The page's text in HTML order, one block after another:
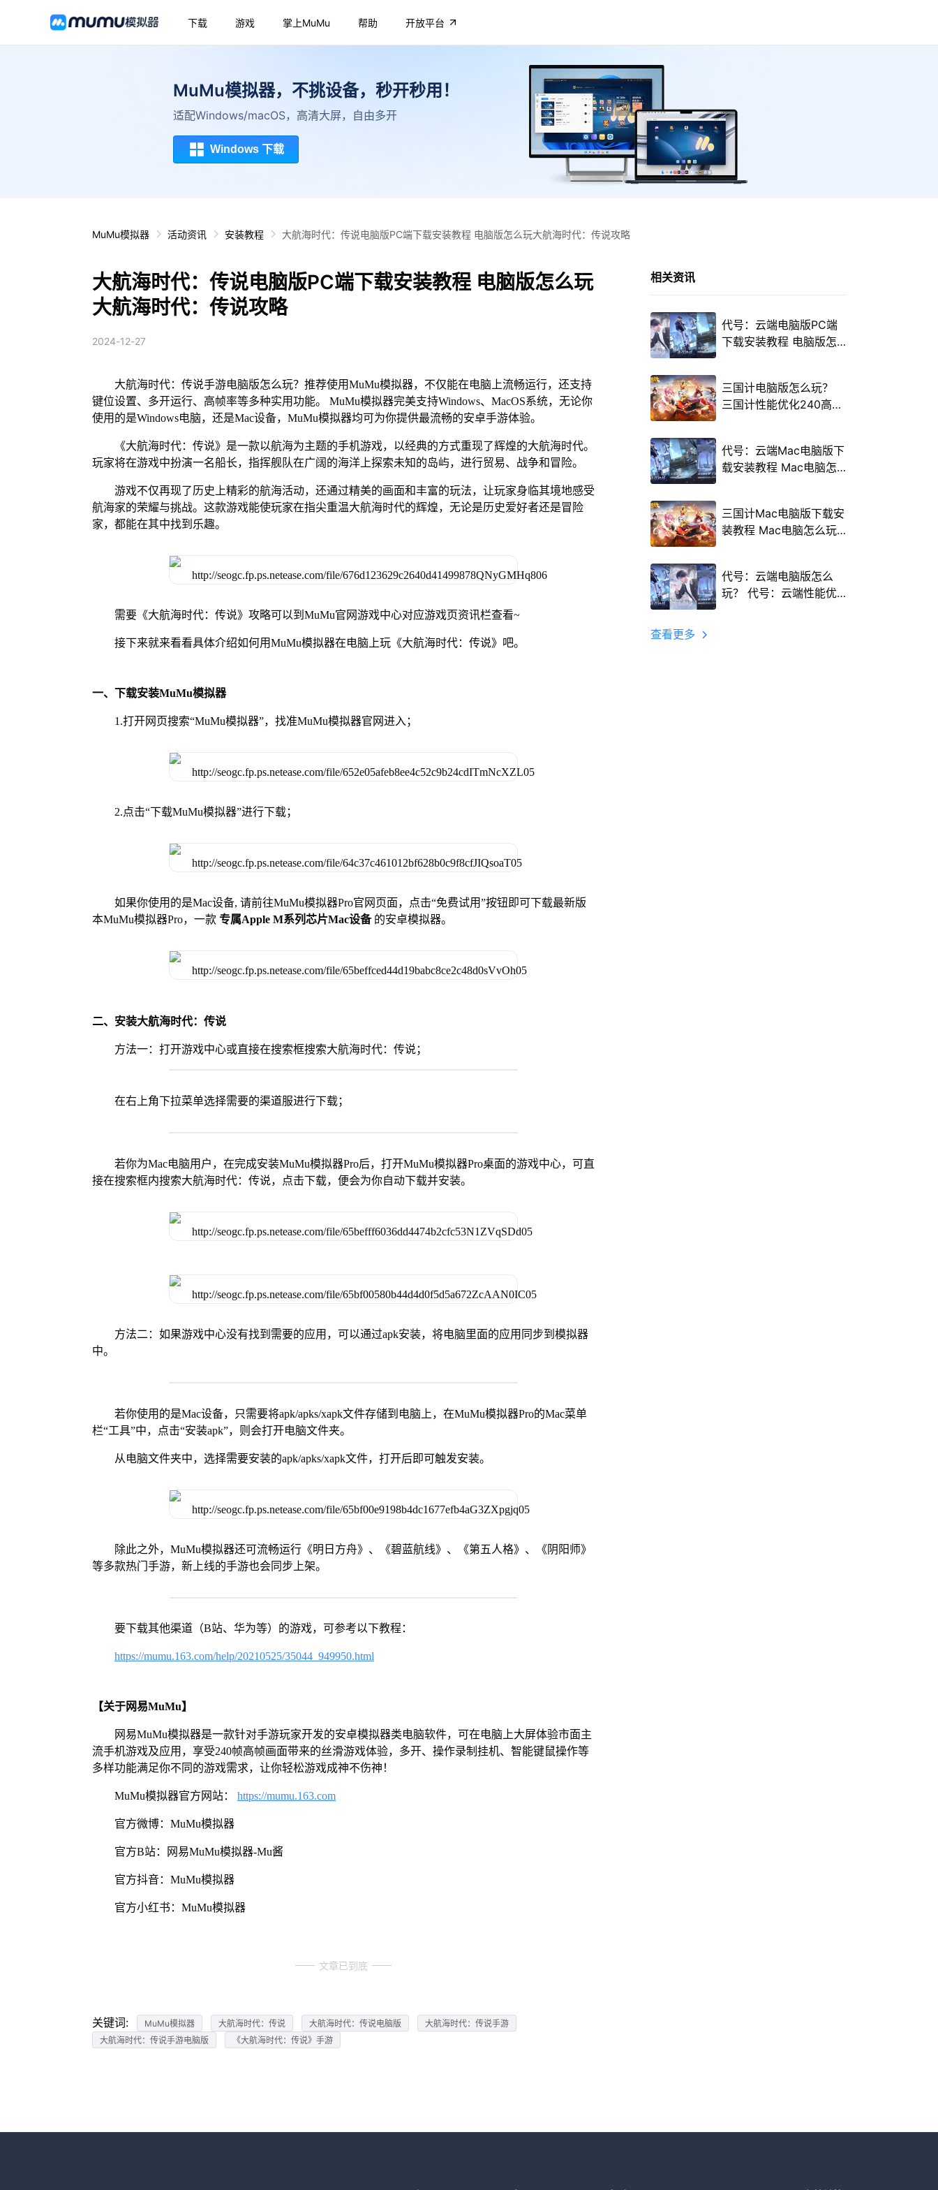
下载 游戏 掌上MuMu 帮助 开放平台
MuMu模拟器，不挑设备，秒开秒用！
适配Windows/macOS，高清大屏，自由多开
Windows 下载
MuMu模拟器 活动资讯 安装教程 大航海时代：传说电脑版PC端下载安装教程 电脑版怎么玩大航海时代：传说攻略
大航海时代：传说电脑版PC端下载安装教程 电脑版怎么玩
大航海时代：传说攻略
2024-12-27
大航海时代：传说手游电脑版怎么玩？推荐使用MuMu模拟器，不仅能在电脑上流畅运行，还支持
键位设置、多开运行、高帧率等多种实用功能。 MuMu模拟器完美支持Windows、MacOS系统，无论你
使用的是Windows电脑，还是Mac设备，MuMu模拟器均可为你提供最流畅的安卓手游体验。
《大航海时代：传说》是一款以航海为主题的手机游戏，以经典的方式重现了辉煌的大航海时代。
玩家将在游戏中扮演一名船长，指挥舰队在广阔的海洋上探索未知的岛屿，进行贸易、战争和冒险。
游戏不仅再现了历史上精彩的航海活动，还通过精美的画面和丰富的玩法，让玩家身临其境地感受
航海家的荣耀与挑战。这款游戏能使玩家在指尖重温大航海时代的辉煌，无论是历史爱好者还是冒险
家，都能在其中找到乐趣。
需要《大航海时代：传说》攻略可以到MuMu官网游戏中心对应游戏页资讯栏查看~
接下来就来看看具体介绍如何用MuMu模拟器在电脑上玩《大航海时代：传说》吧。
一、下载安装MuMu模拟器
1.打开网页搜索“MuMu模拟器”，找准MuMu模拟器官网进入；
2.点击“下载MuMu模拟器”进行下载；
如果你使用的是Mac设备, 请前往MuMu模拟器Pro官网页面，点击“免费试用”按钮即可下载最新版
本MuMu模拟器Pro，一款 专属Apple M系列芯片Mac设备 的安卓模拟器。
二、安装大航海时代：传说
方法一：打开游戏中心或直接在搜索框搜索大航海时代：传说；
在右上角下拉菜单选择需要的渠道服进行下载；
若你为Mac电脑用户，在完成安装MuMu模拟器Pro后，打开MuMu模拟器Pro桌面的游戏中心，可直
接在搜索框内搜索大航海时代：传说，点击下载，便会为你自动下载并安装。
方法二：如果游戏中心没有找到需要的应用，可以通过apk安装，将电脑里面的应用同步到模拟器
中。
若你使用的是Mac设备，只需要将apk/apks/xapk文件存储到电脑上，在MuMu模拟器Pro的Mac菜单
栏“工具”中，点击“安装apk”，则会打开电脑文件夹。
从电脑文件夹中，选择需要安装的apk/apks/xapk文件，打开后即可触发安装。
除此之外，MuMu模拟器还可流畅运行《明日方舟》、《碧蓝航线》、《第五人格》、《阴阳师》
等多款热门手游，新上线的手游也会同步上架。
要下载其他渠道（B站、华为等）的游戏，可参考以下教程：
https://mumu.163.com/help/20210525/35044_949950.html
【关于网易MuMu】
网易MuMu模拟器是一款针对手游玩家开发的安卓模拟器类电脑软件，可在电脑上大屏体验市面主
流手机游戏及应用，享受240帧高帧画面带来的丝滑游戏体验，多开、操作录制挂机、智能键鼠操作等
多样功能满足你不同的游戏需求，让你轻松游戏成神不伤神！
MuMu模拟器官方网站： https://mumu.163.com
官方微博：MuMu模拟器
官方B站：网易MuMu模拟器-Mu酱
官方抖音：MuMu模拟器
官方小红书：MuMu模拟器
文章已到底
关键词: MuMu模拟器 大航海时代：传说 大航海时代：传说电脑版
大航海时代：传说手游
大航海时代：传说手游电脑版
《大航海时代：传说》手游
相关资讯
代号：云端电脑版PC端
下载安装教程 电脑版怎
三国计电脑版怎么玩？
三国计性能优化240高帧
代号：云端Mac电脑版下
载安装教程 Mac电脑怎
三国计Mac电脑版下载安
装教程 Mac电脑怎么玩
代号：云端电脑版怎么
玩？ 代号：云端性能优
查看更多